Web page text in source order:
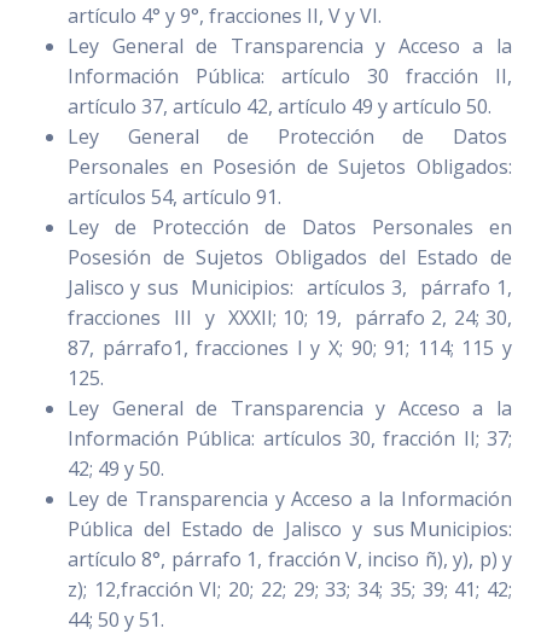
artículo 4° y 9°, fracciones II, V y VI.
Ley General de Transparencia y Acceso a la
Información Pública: artículo 30 fracción II,
artículo 37, artículo 42, artículo 49 y artículo 50.
Ley General de Protección de Datos
Personales en Posesión de Sujetos Obligados:
artículos 54, artículo 91.
Ley de Protección de Datos Personales en
Posesión de Sujetos Obligados del Estado de
Jalisco y sus Municipios: artículos 3, párrafo 1,
fracciones III y XXXII; 10; 19, párrafo 2, 24; 30,
87, párrafo1, fracciones I y X; 90; 91; 114; 115 y
125.
Ley General de Transparencia y Acceso a la
Información Pública: artículos 30, fracción II; 37;
42; 49 y 50.
Ley de Transparencia y Acceso a la Información
Pública del Estado de Jalisco y sus Municipios:
artículo 8°, párrafo 1, fracción V, inciso ñ), y), p) y
z); 12,fracción VI; 20; 22; 29; 33; 34; 35; 39; 41; 42;
44; 50 y 51.